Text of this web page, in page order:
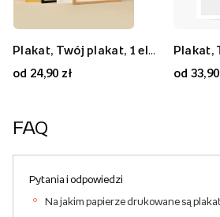
od 24,90 zł
od 33,90
od 59,90 zł
od 89,90
od 59,90 zł
od 33,90
FAQ
Pytania i odpowiedzi
Na jakim papierze drukowane są